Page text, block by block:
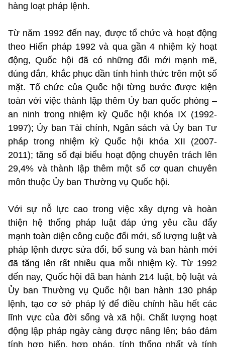
hàng loạt pháp lệnh.
Từ năm 1992 đến nay, được tổ chức và hoạt động
theo Hiến pháp 1992 và qua gần 4 nhiệm kỳ hoạt
động, Quốc hội đã có những đổi mới mạnh mẽ,
đúng đắn, khắc phục dần tính hình thức trên một số
mặt. Tổ chức của Quốc hội từng bước được kiện
toàn với việc thành lập thêm Ủy ban quốc phòng –
an ninh trong nhiệm kỳ Quốc hội khóa IX (1992-
1997); Ủy ban Tài chính, Ngân sách và Ủy ban Tư
pháp trong nhiệm kỳ Quốc hội khóa XII (2007-
2011); tăng số đại biểu hoạt động chuyên trách lên
29,4% và thành lập thêm một số cơ quan chuyên
môn thuộc Ủy ban Thường vụ Quốc hội.
Với sự nỗ lực cao trong việc xây dựng và hoàn
thiện hệ thống pháp luật đáp ứng yêu cầu đẩy
mạnh toàn diện công cuộc đổi mới, số lượng luật và
pháp lệnh được sửa đổi, bổ sung và ban hành mới
đã tăng lên rất nhiều qua mỗi nhiệm kỳ. Từ 1992
đến nay, Quốc hội đã ban hành 214 luật, bộ luật và
Ủy ban Thường vụ Quốc hội ban hành 130 pháp
lệnh, tạo cơ sở pháp lý để điều chỉnh hầu hết các
lĩnh vực của đời sống và xã hội. Chất lượng hoạt
động lập pháp ngày càng được nâng lên; bảo đảm
tính hợp hiến, hợp pháp, tính thống nhất và tính